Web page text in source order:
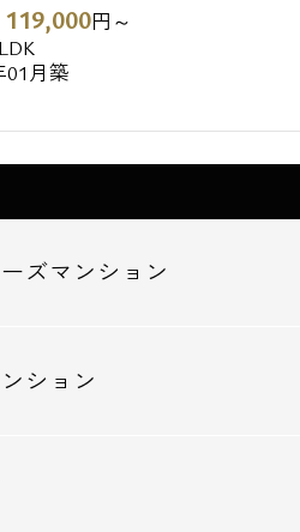
119,000円～
01月築
ズマンション
ション